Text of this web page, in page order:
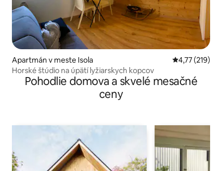
Apartmán v meste Isola Priemerné
4,77 (219)
Horské štúdio na úpätí lyžiarskych kopcov
Pohodlie domova a skvelé mesačné
ceny